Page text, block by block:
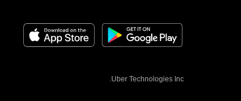
Uber Technologies Inc.